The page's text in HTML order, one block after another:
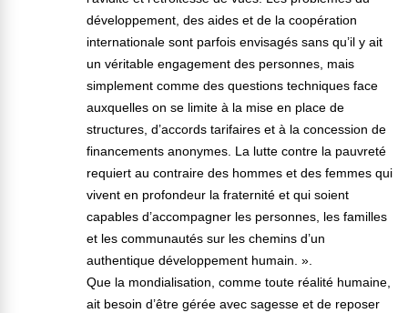
développement, des aides et de la coopération
internationale sont parfois envisagés sans qu’il y ait
un véritable engagement des personnes, mais
simplement comme des questions techniques face
auxquelles on se limite à la mise en place de
structures, d’accords tarifaires et à la concession de
financements anonymes. La lutte contre la pauvreté
requiert au contraire des hommes et des femmes qui
vivent en profondeur la fraternité et qui soient
capables d’accompagner les personnes, les familles
et les communautés sur les chemins d’un
authentique développement humain. ».
Que la mondialisation, comme toute réalité humaine,
ait besoin d’être gérée avec sagesse et de reposer